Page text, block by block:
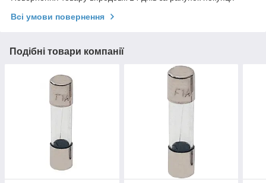
Всі умови повернення
Подібні товари компанії